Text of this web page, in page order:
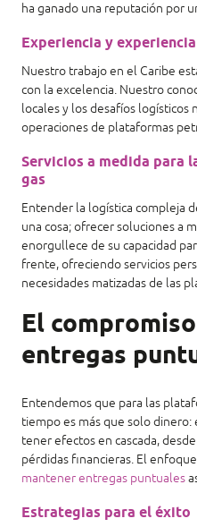
ha ganado una reputación por
Experiencia y
Nuestro trabajo en el Caribe
con la excelencia. Nuestro
locales y los desafíos logísticos
operaciones de plataformas
Servicios a medida para
gas
Entender la logística compleja
una cosa; ofrecer soluciones a
enorgullece de su capacidad
frente, ofreciendo servicios
necesidades matizadas de las
El
entregas
Entendemos que para las
tiempo es más que solo dinero:
tener efectos en cascada,
pérdidas financieras. El
mantener entregas puntuales
Estrategias para el éxito